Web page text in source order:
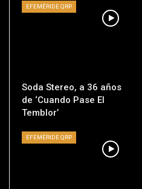
EFEMÉRIDE QRP
Soda Stereo, a 36 años
de ‘Cuando Pase El
Temblor’
EFEMÉRIDE QRP